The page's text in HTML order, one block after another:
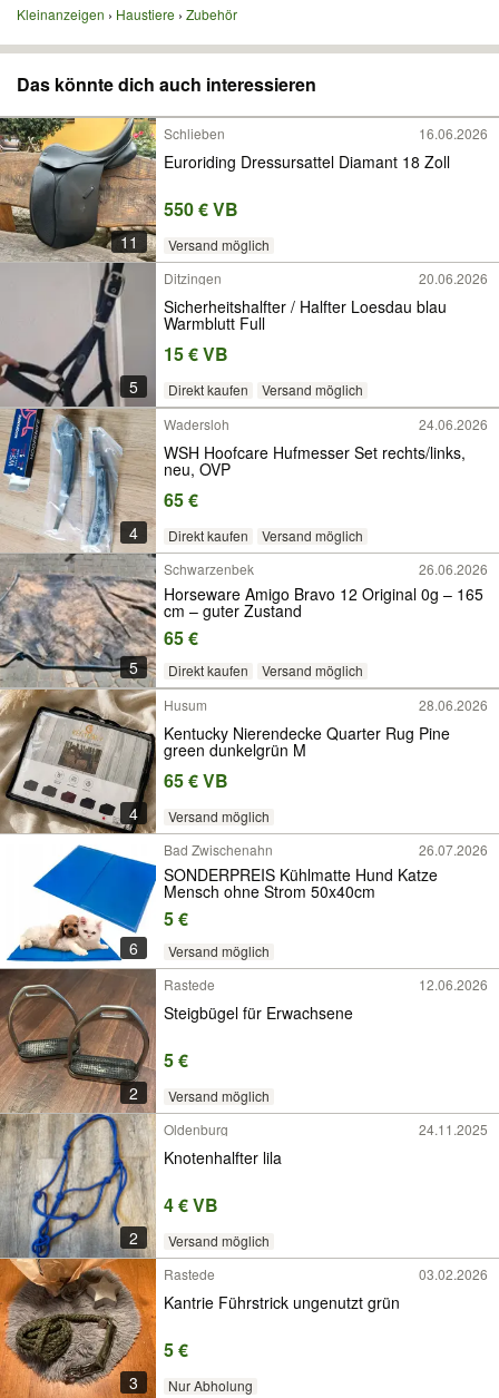
Kleinanzeigen Haustiere Zubehör
Das könnte dich auch interessieren
11
Schlieben 16.06.2026
Euroriding Dressursattel Diamant 18 Zoll
550 € VB
Versand möglich
5
Ditzingen 20.06.2026
Sicherheitshalfter / Halfter Loesdau blau
Warmblutt Full
15 € VB
Direkt kaufen Versand möglich
4
Wadersloh 24.06.2026
WSH Hoofcare Hufmesser Set rechts/links,
neu, OVP
65 €
Direkt kaufen Versand möglich
5
Schwarzenbek 26.06.2026
Horseware Amigo Bravo 12 Original 0g – 165
cm – guter Zustand
65 €
Direkt kaufen Versand möglich
4
Husum 28.06.2026
Kentucky Nierendecke Quarter Rug Pine
green dunkelgrün M
65 € VB
Versand möglich
6
Bad Zwischenahn 26.07.2026
SONDERPREIS Kühlmatte Hund Katze
Mensch ohne Strom 50x40cm
5 €
Versand möglich
2
Rastede 12.06.2026
Steigbügel für Erwachsene
5 €
Versand möglich
2
Oldenburg 24.11.2025
Knotenhalfter lila
4 € VB
Versand möglich
3
Rastede 03.02.2026
Kantrie Führstrick ungenutzt grün
5 €
Nur Abholung